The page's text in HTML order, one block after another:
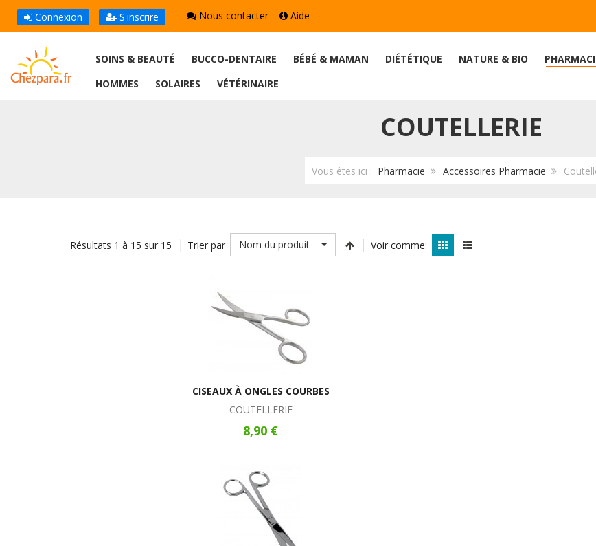
Connexion S'inscrire Nous contacter Aide
SOINS & BEAUTÉ BUCCO-DENTAIRE BÉBÉ & MAMAN DIÉTÉTIQUE NATURE & BIO
HOMMES
SOLAIRES VÉTÉRINAIRE
COUTELLERIE
Vous êtes ici : Pharmacie Accessoires Pharmacie
Résultats 1 à 15 sur 15 Trier par Nom du produit Voir comme:
CISEAUX À ONGLES COURBES
COUTELLERIE
8,90 €